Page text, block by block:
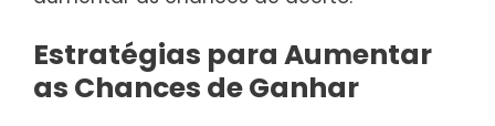
Estratégias para Aumentar
as Chances de Ganhar